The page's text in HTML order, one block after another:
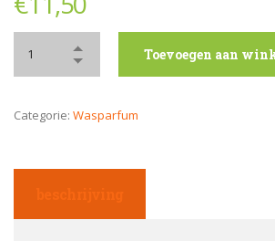
Toevoegen aan
Categorie: Wasparfum